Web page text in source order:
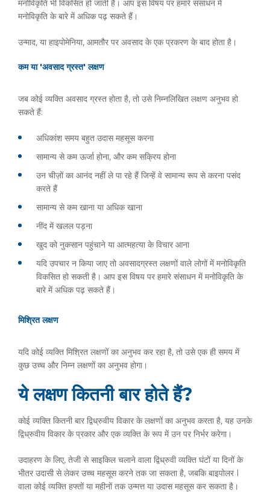
मनोविकृति भी विकसित हो जाती है। आप इस विषय पर हमारे संसाधन में
मनोविकृति के बारे में अधिक पढ़ सकते हैं।
उन्माद, या हाइपोमेनिया, आमतौर पर अवसाद के एक प्रकरण के बाद होता है।
कम या 'अवसाद ग्रस्त' लक्षण
जब कोई व्यक्ति अवसाद ग्रस्त होता है, तो उसे निम्नलिखित लक्षण अनुभव हो
सकते हैं:
अधिकांश समय बहुत उदास महसूस करना
सामान्य से कम ऊर्जा होना, और कम सक्रिय होना
उन चीज़ों का आनंद नहीं ले पा रहे हैं जिन्हें वे सामान्य रूप से करना पसंद
करते हैं
सामान्य से कम खाना या अधिक खाना
नींद में खलल पड़ना
खुद को नुकसान पहुंचाने या आत्महत्या के विचार आना
यदि उपचार न किया जाए तो अवसादग्रस्त लक्षणों वाले लोगों में मनोविकृति
विकसित हो सकती है। आप इस विषय पर हमारे संसाधन में मनोविकृति के
बारे में अधिक पढ़ सकते हैं।
मिश्रित लक्षण
यदि कोई व्यक्ति मिश्रित लक्षणों का अनुभव कर रहा है, तो उसे एक ही समय में
कुछ उच्च और निम्न लक्षणों का अनुभव होगा।
ये लक्षण कितनी बार होते हैं?
कोई व्यक्ति कितनी बार द्विध्रुवीय विकार के लक्षणों का अनुभव करता है, यह उनके
द्विध्रुवीय विकार के प्रकार और एक व्यक्ति के रूप में उन पर निर्भर करेगा।
उदाहरण के लिए, तेजी से साइकिल चलाने वाला द्विध्रुवी व्यक्ति घंटों या दिनों के
भीतर उदासी से लेकर उच्च महसूस करने तक जा सकता है, जबकि बाइपोलर I
वाला कोई व्यक्ति हफ्तों या महीनों तक उन्मत्त या उदास महसूस कर सकता है।